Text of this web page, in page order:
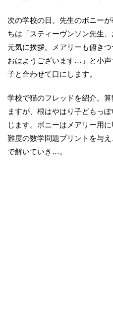
次の学校の日。先生のボニー
ちは「スティーヴンソン先生
元気に挨拶。メアリーも俯き
おはようございます…」と小
子と合わせて口にします。
学校で猫のフレッドを紹介。
ますが、根はやはり子どもっ
じます。ボニーはメアリー用
難度の数学問題プリントを与
で解いていき…。